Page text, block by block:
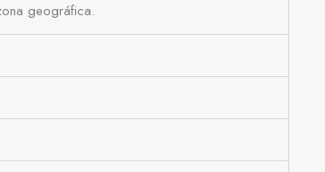
geográfica.